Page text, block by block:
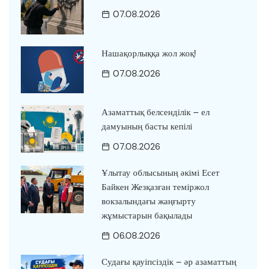
07.08.2026
Нашақорлыққа жол жоқ!
07.08.2026
Азаматтық белсенділік – ел
дамуының басты кепілі
07.08.2026
Ұлытау облысының әкімі Есет
Байкен Жезқазған теміржол
вокзалындағы жаңғырту
жұмыстарын бақылады
06.08.2026
Судағы қауіпсіздік – әр азаматтың